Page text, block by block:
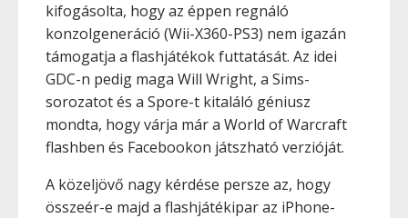
kifogásolta, hogy az éppen regnáló
konzolgeneráció (Wii-X360-PS3) nem igazán
támogatja a flashjátékok futtatását. Az idei
GDC-n pedig maga Will Wright, a Sims-
sorozatot és a Spore-t kitaláló géniusz
mondta, hogy várja már a World of Warcraft
flashben és Facebookon játszható verzióját.
A közeljövő nagy kérdése persze az, hogy
összeér-e majd a flashjátékipar az iPhone-